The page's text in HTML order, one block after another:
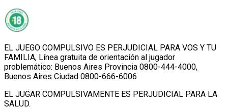
EL JUEGO COMPULSIVO ES PERJUDICIAL PARA VOS Y TU
FAMILIA, Línea gratuita de orientación al jugador
problemático: Buenos Aires Provincia 0800-444-4000,
Buenos Aires Ciudad 0800-666-6006
EL JUGAR COMPULSIVAMENTE ES PERJUDICIAL PARA LA
SALUD.